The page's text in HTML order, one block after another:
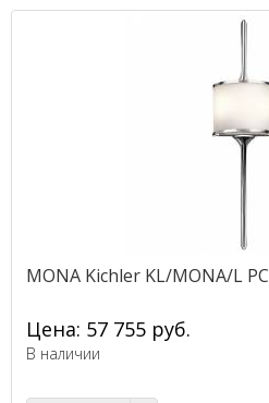
MONA Kichler KL/MONA/L PC
Цена: 57 755 руб.
В наличии